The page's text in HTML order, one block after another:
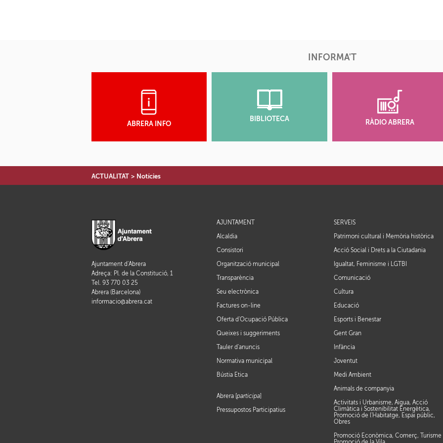
INFORMA'T
ABRERA INFO
BIBLIOTECA RÀDIO ABRERA
ACTUALITAT > Notícies
Ajuntament d'Abrera
Adreça: Pl. de la Constitució, 1
Tel. 93 770 03 25
Abrera (Barcelona)
informacio@abrera.cat
AJUNTAMENT
Alcaldia
Consistori
Organització municipal
Transparència
Seu electrònica
Factures on-line
Oferta d'Ocupació Pública
Queixes i suggeriments
Tauler d'anuncis
Normativa municipal
Bústia Ètica
SERVEIS
Patrimoni cultural i Memòria històrica
Acció Social i Drets a la Ciutadania
Igualtat, Feminisme i LGTBI
Comunicació
Cultura
Educació
Esports i Benestar
Gent Gran
Infància
Joventut
Medi Ambient
Animals de companyia
Activitats i Urbanisme, Aigua, Acció
Climàtica i Sostenibilitat Energètica,
Promoció de l'Habitatge, Espai públic,
Obres
Promoció Econòmica, Comerç, Turisme
Abrera [ participa
Pressupostos Participatius